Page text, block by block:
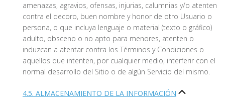
amenazas, agravios, ofensas, injurias, calumnias y/o atenten
contra el decoro, buen nombre y honor de otro Usuario o
persona, o que incluya lenguaje o material (texto o gráfico)
adulto, obsceno o no apto para menores, atenten o
induzcan a atentar contra los Términos y Condiciones o
aquellos que intenten, por cualquier medio, interferir con el
normal desarrollo del Sitio o de algún Servicio del mismo.
4.5. ALMACENAMIENTO DE LA INFORMACIÓN